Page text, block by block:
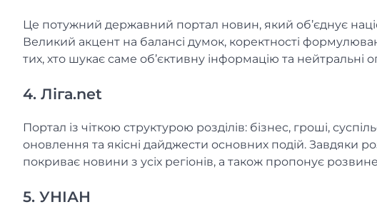
Це потужний державний портал новин, який об’єднує
Великий акцент на балансі думок, коректності
тих, хто шукає саме об’єктивну інформацію та нейтральні
4. Ліга.net
Портал із чіткою структурою розділів: бізнес, гроші,
оновлення та якісні дайджести основних подій. Завдяки
покриває новини з усіх регіонів, а також пропонує
5. УНІАН